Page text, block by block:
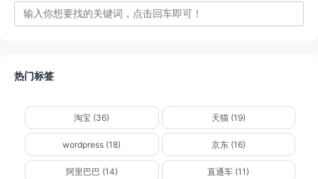
热门标签
淘宝 (36) 天猫 (19)
wordpress (18) 京东 (16)
阿里巴巴 (14) 直通车 (11)